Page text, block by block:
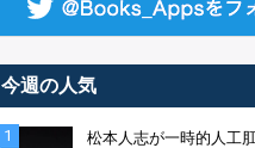
今週の人気
1
松本人志が一時的人工